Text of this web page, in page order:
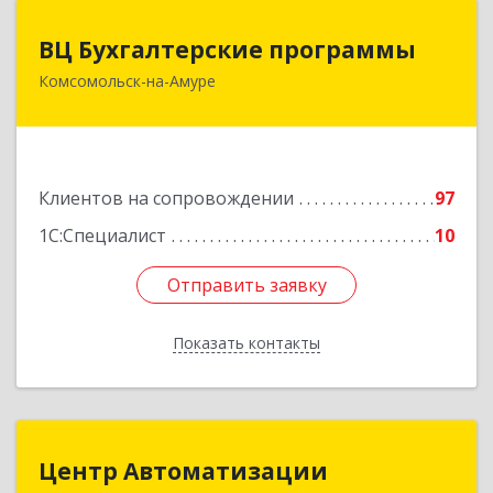
ВЦ Бухгалтерские программы
Комсомольск-на-Амуре
Клиентов на сопровождении
97
1С:Специалист
10
Отправить заявку
Показать контакты
681000, Хабаровский край, Комсомольск-на-
Отправить заявку
Назад
Центр Автоматизации